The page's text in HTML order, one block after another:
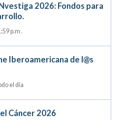
2026: Fondos para
p.m .
Iberoamericana de l@s
el día
Cáncer 2026